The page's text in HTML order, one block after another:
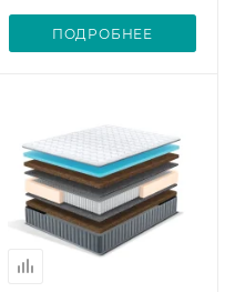
ПОДРОБНЕЕ